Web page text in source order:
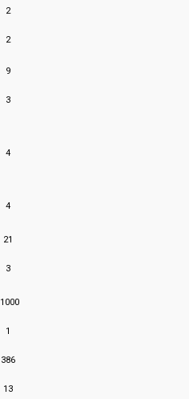
2
2
9
3
4
4
21
3
1000
1
386
13